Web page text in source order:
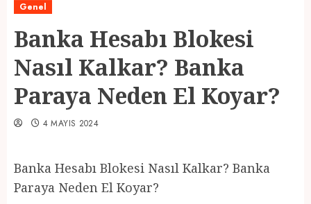
Genel
Banka Hesabı Blokesi
Nasıl Kalkar? Banka
Paraya Neden El Koyar?
4 MAYIS 2024
Banka Hesabı Blokesi Nasıl Kalkar? Banka
Paraya Neden El Koyar?